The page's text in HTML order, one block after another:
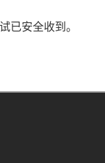
已安全收到。